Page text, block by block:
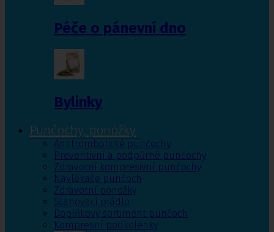
Péče o pánevní dno
Bylinky
Punčochy, ponožky
Antitrombotické punčochy
Preventivní a podpůrné punčochy
Zdravotní kompresivní punčochy
Navlékače punčoch
Zdravotní ponožky
Stahovací prádlo
Doplňkový sortiment punčoch
Kompresní podkolenky